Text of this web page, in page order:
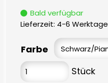
Bald verfügbar
Lieferzeit: 4-6 Werktage
Farbe